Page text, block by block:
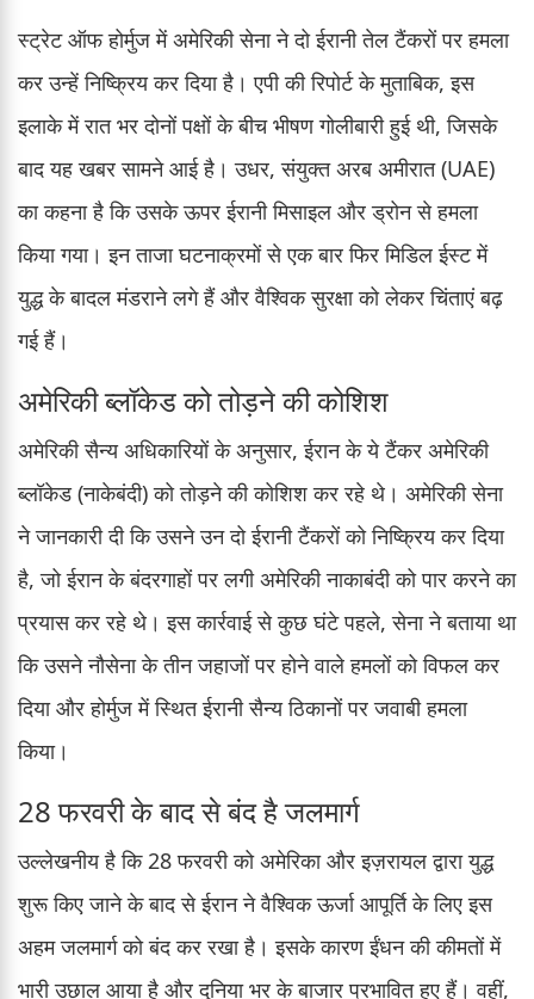
स्ट्रेट ऑफ होर्मुज में अमेरिकी सेना ने दो ईरानी तेल टैंकरों पर हमला
कर उन्हें निष्क्रिय कर दिया है। एपी की रिपोर्ट के मुताबिक, इस
इलाके में रात भर दोनों पक्षों के बीच भीषण गोलीबारी हुई थी, जिसके
बाद यह खबर सामने आई है। उधर, संयुक्त अरब अमीरात (UAE)
का कहना है कि उसके ऊपर ईरानी मिसाइल और ड्रोन से हमला
किया गया। इन ताजा घटनाक्रमों से एक बार फिर मिडिल ईस्ट में
युद्ध के बादल मंडराने लगे हैं और वैश्विक सुरक्षा को लेकर चिंताएं बढ़
गई हैं।
अमेरिकी ब्लॉकेड को तोड़ने की कोशिश
अमेरिकी सैन्य अधिकारियों के अनुसार, ईरान के ये टैंकर अमेरिकी
ब्लॉकेड (नाकेबंदी) को तोड़ने की कोशिश कर रहे थे। अमेरिकी सेना
ने जानकारी दी कि उसने उन दो ईरानी टैंकरों को निष्क्रिय कर दिया
है, जो ईरान के बंदरगाहों पर लगी अमेरिकी नाकाबंदी को पार करने का
प्रयास कर रहे थे। इस कार्रवाई से कुछ घंटे पहले, सेना ने बताया था
कि उसने नौसेना के तीन जहाजों पर होने वाले हमलों को विफल कर
दिया और होर्मुज में स्थित ईरानी सैन्य ठिकानों पर जवाबी हमला
किया।
28 फरवरी के बाद से बंद है जलमार्ग
उल्लेखनीय है कि 28 फरवरी को अमेरिका और इज़रायल द्वारा युद्ध
शुरू किए जाने के बाद से ईरान ने वैश्विक ऊर्जा आपूर्ति के लिए इस
अहम जलमार्ग को बंद कर रखा है। इसके कारण ईंधन की कीमतों में
भारी उछाल आया है और दुनिया भर के बाजार प्रभावित हुए हैं। वहीं,